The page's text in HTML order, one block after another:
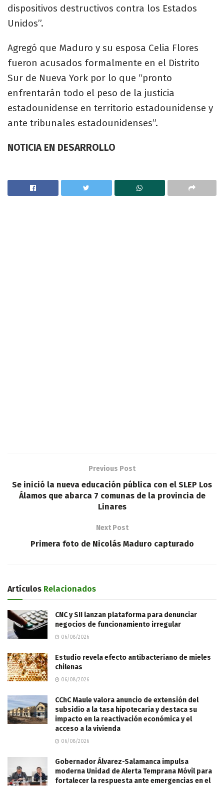
dispositivos destructivos contra los Estados
Unidos”.
Agregó que Maduro y su esposa Celia Flores
fueron acusados formalmente en el Distrito
Sur de Nueva York por lo que “pronto
enfrentarán todo el peso de la justicia
estadounidense en territorio estadounidense y
ante tribunales estadounidenses”.
NOTICIA EN DESARROLLO
Previous Post
Se inició la nueva educación pública con el SLEP Los
Álamos que abarca 7 comunas de la provincia de
Linares
Next Post
Primera foto de Nicolás Maduro capturado
Artículos Relacionados
CNC y SII lanzan plataforma para denunciar
negocios de funcionamiento irregular
06/08/2026
Estudio revela efecto antibacteriano de mieles
chilenas
06/08/2026
CChC Maule valora anuncio de extensión del
subsidio a la tasa hipotecaria y destaca su
impacto en la reactivación económica y el
acceso a la vivienda
06/08/2026
Gobernador Álvarez-Salamanca impulsa
moderna Unidad de Alerta Temprana Móvil para
fortalecer la respuesta ante emergencias en el